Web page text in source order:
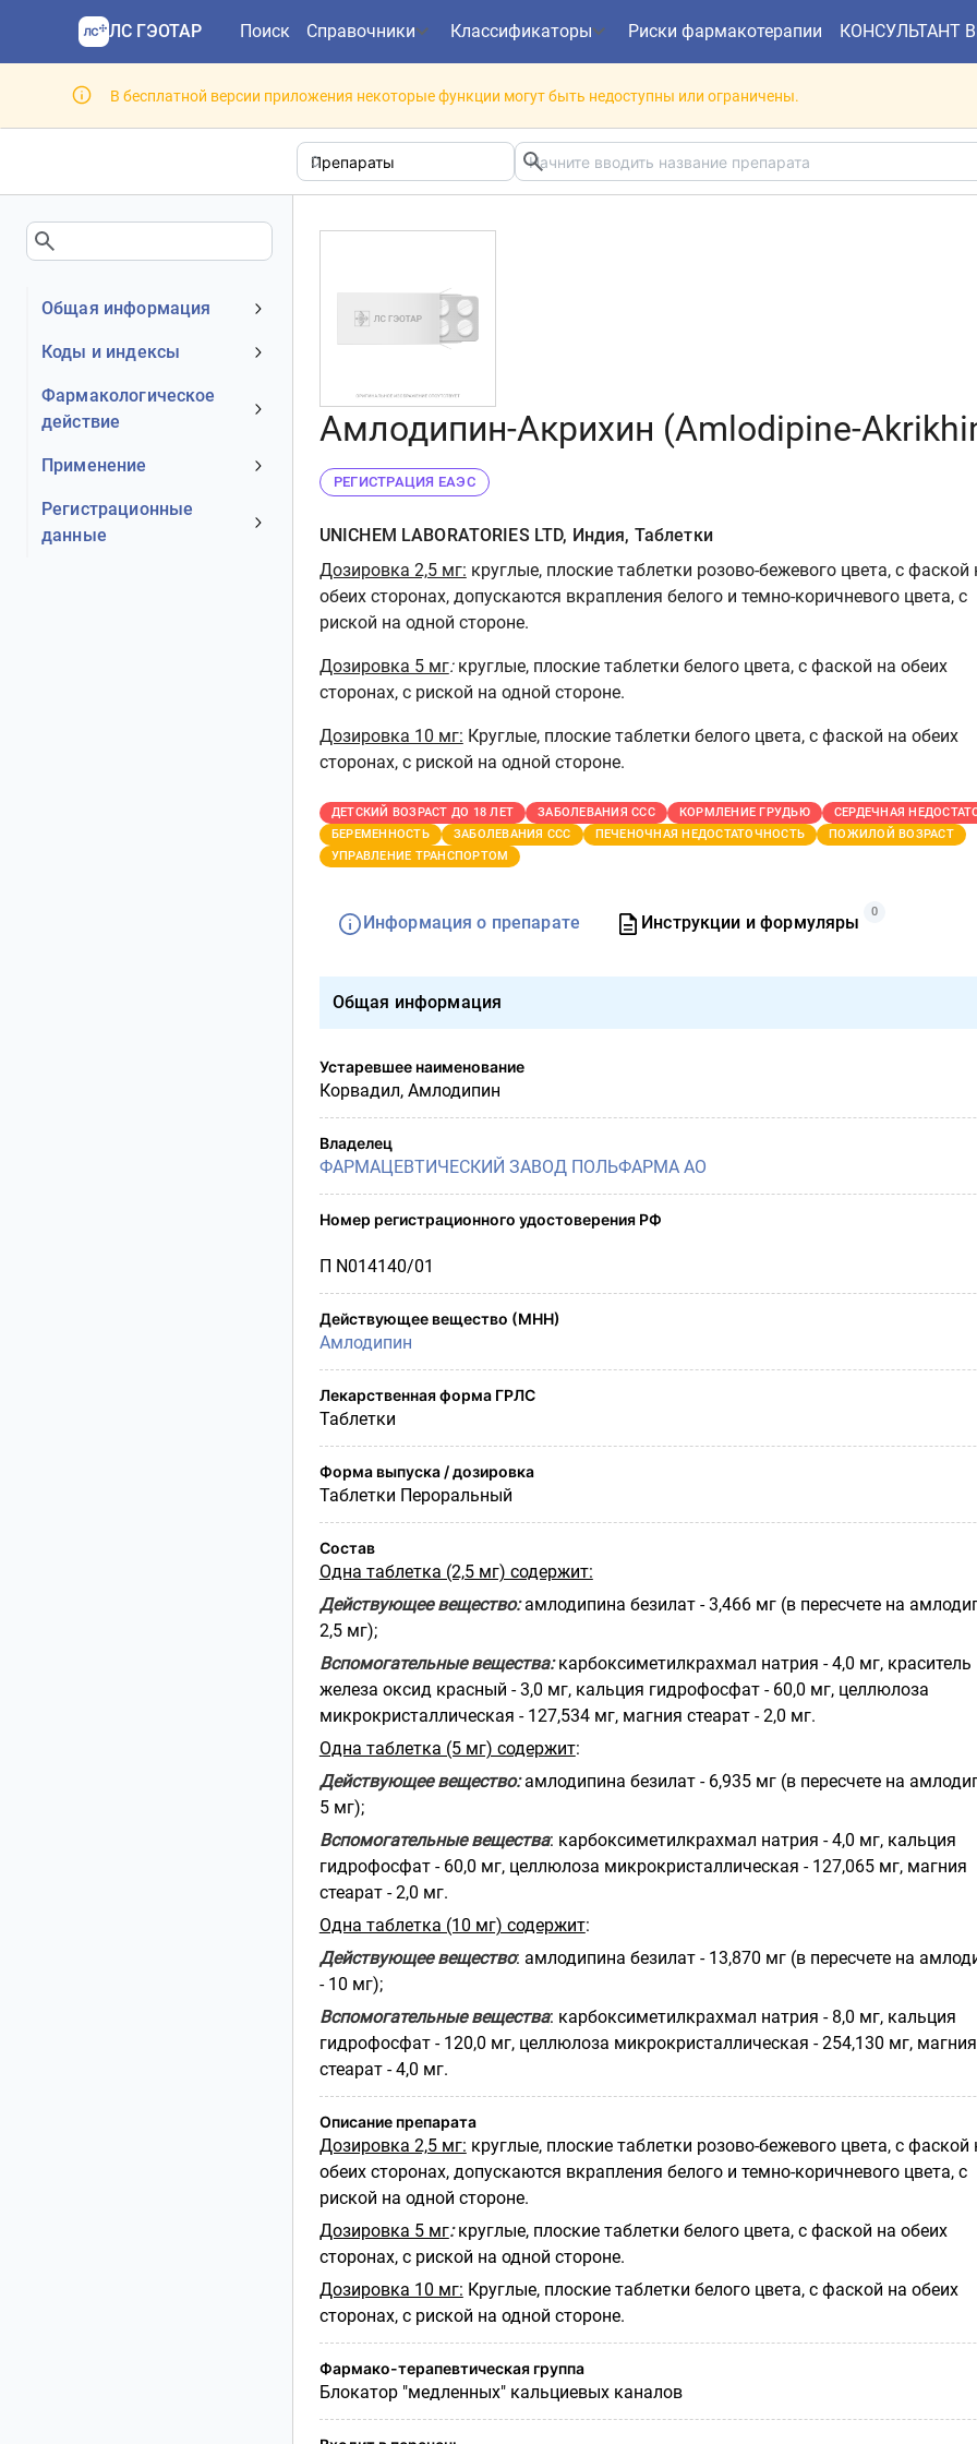
ЛС ГЭОТАР Поиск Справочники Классификаторы Риски фармакотерапии КОНСУЛЬТАНТ
В бесплатной версии приложения некоторые функции могут быть недоступны или ограничены.
Общая информация
Устаревшее наименование
Номер регистрационного
удостоверения РФ
Действующее вещество
Лекарственная форма ГРЛС
Коды и индексы
АТХ код
МКБ-10 код
Фармакологическое
действие
Механизм действия
Фармакодинамика
Применение
Показания
Противопоказания
Регистрационные
данные
Амлодипин-Акрихин (Amlodipine-
РЕГИСТРАЦИЯ ЕАЭС
UNICHEM LABORATORIES LTD, Индия, Таблетки
Дозировка 2,5 мг: круглые, плоские таблетки розово-бежевого цвета, с фаской
обеих сторонах, допускаются вкрапления белого и темно-коричневого цвета, с
риской на одной стороне.
Дозировка 5 мг: круглые, плоские таблетки белого цвета, с фаской на обеих
сторонах, с риской на одной стороне.
Дозировка 10 мг: Круглые, плоские таблетки белого цвета, с фаской на обеих
сторонах, с риской на одной стороне.
ДЕТСКИЙ ВОЗРАСТ ДО 18 ЛЕТ ЗАБОЛЕВАНИЯ ССС КОРМЛЕНИЕ ГРУДЬЮ
СЕРДЕЧНАЯ
БЕРЕМЕННОСТЬ
ЗАБОЛЕВАНИЯ ССС ПЕЧЕНОЧНАЯ НЕДОСТАТОЧНОСТЬ
ПОЖИЛОЙ ВОЗРАСТ
УПРАВЛЕНИЕ ТРАНСПОРТОМ
Информация о препарате Инструкции и формуляры
0
Общая информация
Устаревшее наименование
Корвадил, Амлодипин
Владелец
ФАРМАЦЕВТИЧЕСКИЙ ЗАВОД ПОЛЬФАРМА АО
Номер регистрационного удостоверения РФ
П N014140/01
Действующее вещество (МНН)
Амлодипин
Лекарственная форма ГРЛС
Таблетки
Форма выпуска / дозировка
Таблетки Пероральный
Состав
Одна таблетка (2,5 мг) содержит:
Действующее вещество:амлодипина безилат - 3,466 мг (в пересчете на
2,5 мг);
Вспомогательные вещества:карбоксиметилкрахмал натрия - 4,0 мг, краситель
железа оксид красный - 3,0 мг, кальция гидрофосфат - 60,0 мг, целлюлоза
микрокристаллическая - 127,534 мг, магния стеарат - 2,0 мг.
Одна таблетка (5 мг) содержит:
Действующее вещество:амлодипина безилат - 6,935 мг (в пересчете на
5 мг);
Вспомогательные вещества: карбоксиметилкрахмал натрия - 4,0 мг, кальция
гидрофосфат - 60,0 мг, целлюлоза микрокристаллическая - 127,065 мг, магния
стеарат - 2,0 мг.
Одна таблетка (10 мг) содержит:
Действующее вещество: амлодипина безилат - 13,870 мг (в пересчете на
- 10 мг);
Вспомогательные вещества: карбоксиметилкрахмал натрия - 8,0 мг, кальция
гидрофосфат - 120,0 мг, целлюлоза микрокристаллическая - 254,130 мг, магния
стеарат - 4,0 мг.
Описание препарата
Дозировка 2,5 мг: круглые, плоские таблетки розово-бежевого цвета, с фаской
обеих сторонах, допускаются вкрапления белого и темно-коричневого цвета, с
риской на одной стороне.
Дозировка 5 мг:круглые, плоские таблетки белого цвета, с фаской на обеих
сторонах, с риской на одной стороне.
Дозировка 10 мг: Круглые, плоские таблетки белого цвета, с фаской на обеих
сторонах, с риской на одной стороне.
Фармако-терапевтическая группа
Блокатор "медленных" кальциевых каналов